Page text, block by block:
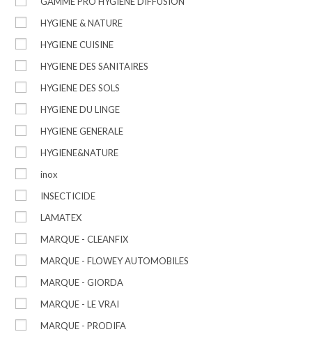
HYGIENE & NATURE
HYGIENE CUISINE
HYGIENE DES SANITAIRES
HYGIENE DES SOLS
HYGIENE DU LINGE
HYGIENE GENERALE
HYGIENE&NATURE
inox
INSECTICIDE
LAMATEX
MARQUE - CLEANFIX
MARQUE - FLOWEY AUTOMOBILES
MARQUE - GIORDA
MARQUE - LE VRAI
MARQUE - PRODIFA